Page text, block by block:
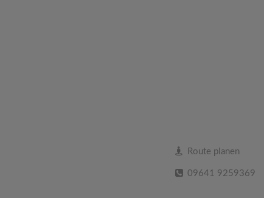
Route planen
09641 9259369